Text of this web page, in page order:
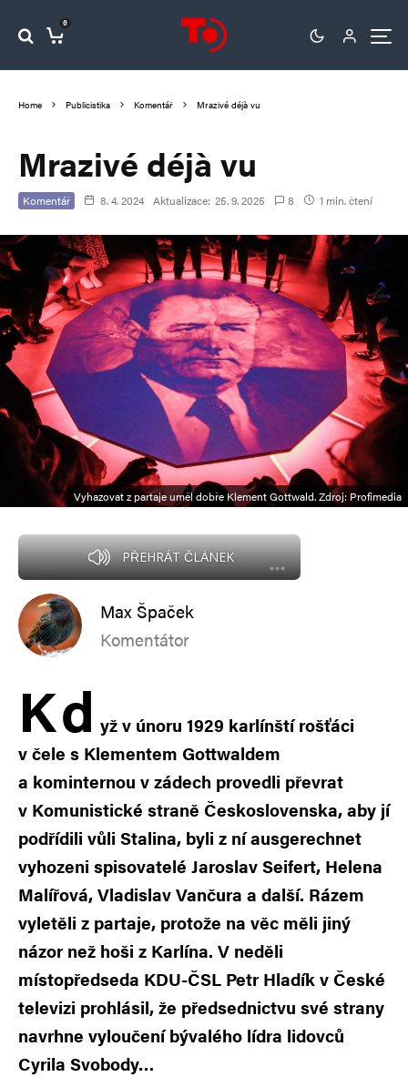
0
Home Publicistika Komentář Mrazivé déjà vu
Mrazivé déjà vu
Komentář 8. 4. 2024 Aktualizace: 25. 9. 2025 8 1 min. čtení
Vyhazovat z partaje uměl dobře Klement Gottwald. Zdroj: Profimedia
PŘEHRÁT ČLÁNEK
Max Špaček
Komentátor
Kd yž v únoru 1929 karlínští rošťáci
v čele s Klementem Gottwaldem
a kominternou v zádech provedli převrat
v Komunistické straně Československa, aby jí
podřídili vůli Stalina, byli z ní ausgerechnet
vyhozeni spisovatelé Jaroslav Seifert, Helena
Malířová, Vladislav Vančura a další. Rázem
vyletěli z partaje, protože na věc měli jiný
názor než hoši z Karlína. V neděli
místopředseda KDU-ČSL Petr Hladík v České
televizi prohlásil, že předsednictvu své strany
navrhne vyloučení bývalého lídra lidovců
Cyrila Svobody…